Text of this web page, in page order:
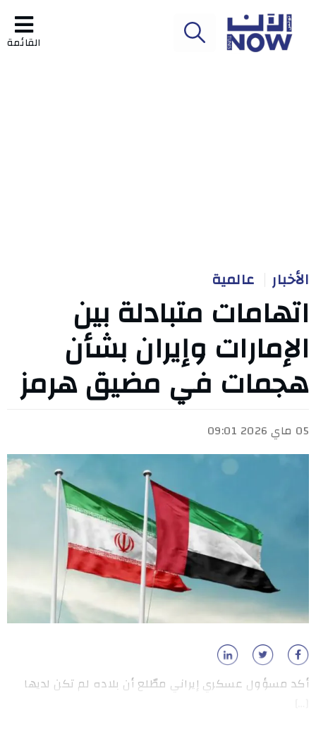
القائمة
الأخبار عالمية
اتهامات متبادلة بين
الإمارات وإيران بشأن
هجمات في مضيق هرمز
05 ماي 2026 09:01
أكد مسؤول عسكري إيراني مطّلع أن بلاده لم تكن لديها